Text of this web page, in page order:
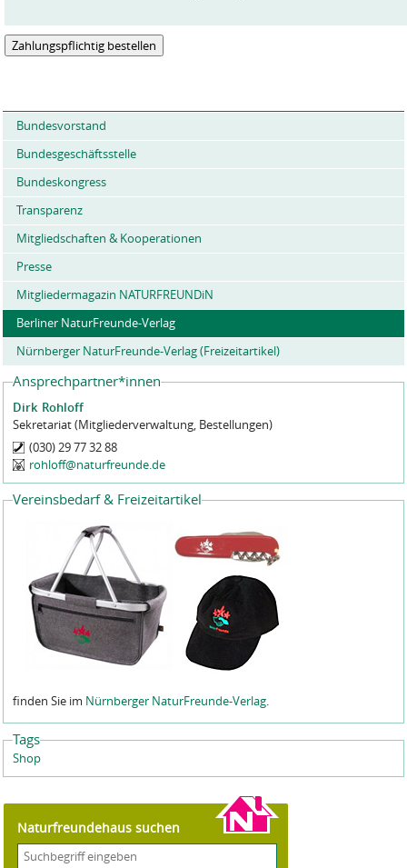
Bundesvorstand
Bundesgeschäftsstelle
Bundeskongress
Transparenz
Mitgliedschaften & Kooperationen
Presse
Mitgliedermagazin NATURFREUNDiN
Berliner NaturFreunde-Verlag
Nürnberger NaturFreunde-Verlag (Freizeitartikel)
Ansprechpartner*innen
Dirk Rohloff
Sekretariat (Mitgliederverwaltung, Bestellungen)
(030) 29 77 32 88
rohloff@naturfreunde.de
Vereinsbedarf & Freizeitartikel
finden Sie im Nürnberger NaturFreunde-Verlag.
Tags
Shop
Naturfreundehaus suchen